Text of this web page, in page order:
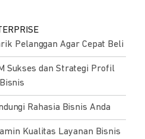
Pelanggan Agar Cepat Beli
Sukses dan Strategi Profil
Bisnis
Rahasia Bisnis Anda
Kualitas Layanan Bisnis